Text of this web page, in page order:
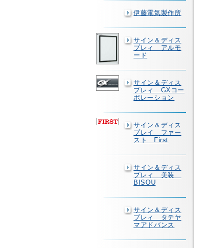
伊藤電気製作所
サイン＆ディス
プレィ アルモ
ード
サイン＆ディス
プレィ GXコー
ポレーション
サイン＆ディス
プレイ ファー
スト First
サイン＆ディス
プレィ 美装
BISOU
サイン＆ディス
プレィ タテヤ
マアドバンス